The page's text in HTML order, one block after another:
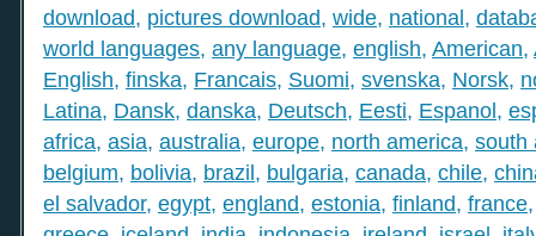
download, pictures download, wide, national,
world languages, any language, english, American,
English, finska, Francais, Suomi, svenska, Norsk,
Latina, Dansk, danska, Deutsch, Eesti, Espanol,
africa, asia, australia, europe, north america, south
belgium, bolivia, brazil, bulgaria, canada, chile,
el salvador, egypt, england, estonia, finland, france